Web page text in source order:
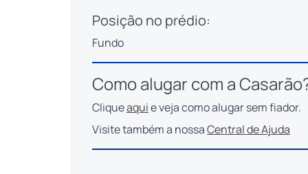
Posição no prédio:
Fundo
Como alugar com a
Cliqueaquie veja como alugar sem fiador.
Visite também a nossaCentral de Ajuda